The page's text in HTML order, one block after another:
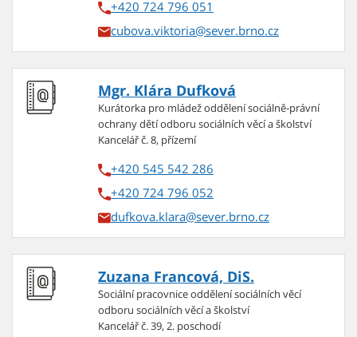
+420 724 796 051
cubova.viktoria
Mgr. Klára Dufková
Kurátorka pro mládež oddělení sociálně-právní
ochrany dětí odboru sociálních věcí a školství
Kancelář č. 8, přízemí
+420 545 542 286
+420 724 796 052
dufkova.klara
Zuzana Francová, DiS.
Sociální pracovnice oddělení sociálních věcí
odboru sociálních věcí a školství
Kancelář č. 39, 2. poschodí